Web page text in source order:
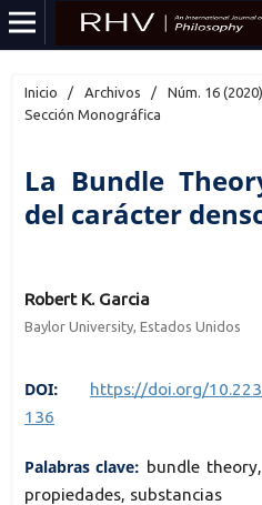
Inicio / Archivos / Núm. 16
Sección Monográfica
La Bundle
del carácter
Robert K. Garcia
Baylor University, Estados Unidos
DOI:
https://doi.org/
136
Palabras clave: bundle
propiedades, substancias